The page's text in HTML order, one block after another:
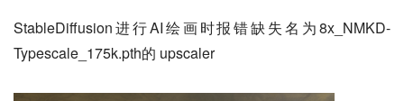
StableDiffusion进行AI绘画时报错缺失名为8x_NMKD-
Typescale_175k.pth的 upscaler